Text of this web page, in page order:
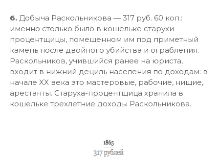
6. Добыча Раскольникова — 317 руб. 60 коп.:
именно столько было в кошельке старухи-
процентщицы, помещенном им под приметный
камень после двойного убийства и ограбления.
Раскольников, учившийся ранее на юриста,
входит в нижний дециль населения по доходам: в
начале XX века это мастеровые, рабочие, нищие,
арестанты. Старуха-процентщица хранила в
кошельке трехлетние доходы Раскольникова.